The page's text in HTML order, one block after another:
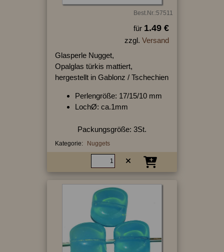
Best.Nr.:57511
für 1.49 €
zzgl. Versand
Glasperle Nugget,
Opalglas türkis mattiert,
hergestellt in Gablonz / Tschechien
Perlengröße: 17/15/10 mm
LochØ: ca.1mm
Packungsgröße: 3St.
Kategorie: Nuggets